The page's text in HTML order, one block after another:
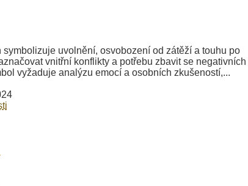
symbolizuje uvolnění, osvobození od zátěží a touhu po
vnitřní konflikty a potřebu zbavit se negativních
vyžaduje analýzu emocí a osobních zkušeností,...